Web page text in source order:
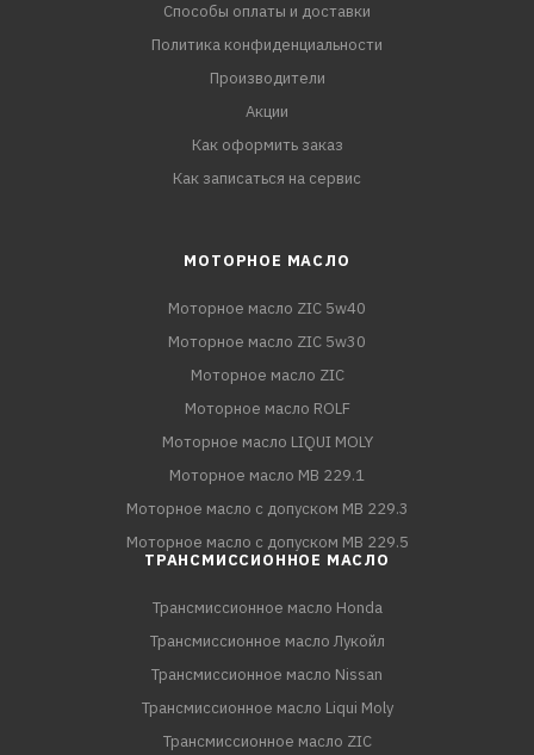
Способы оплаты и доставки
Политика конфиденциальности
Производители
Акции
Как оформить заказ
Как записаться на сервис
МОТОРНОЕ МАСЛО
Моторное масло ZIC 5w40
Моторное масло ZIC 5w30
Моторное масло ZIC
Моторное масло ROLF
Моторное масло LIQUI MOLY
Моторное масло MB 229.1
Моторное масло с допуском MB 229.3
Моторное масло с допуском MB 229.5
ТРАНСМИССИОННОЕ МАСЛО
Трансмиссионное масло Honda
Трансмиссионное масло Лукойл
Трансмиссионное масло Nissan
Трансмиссионное масло Liqui Moly
Трансмиссионное масло ZIC